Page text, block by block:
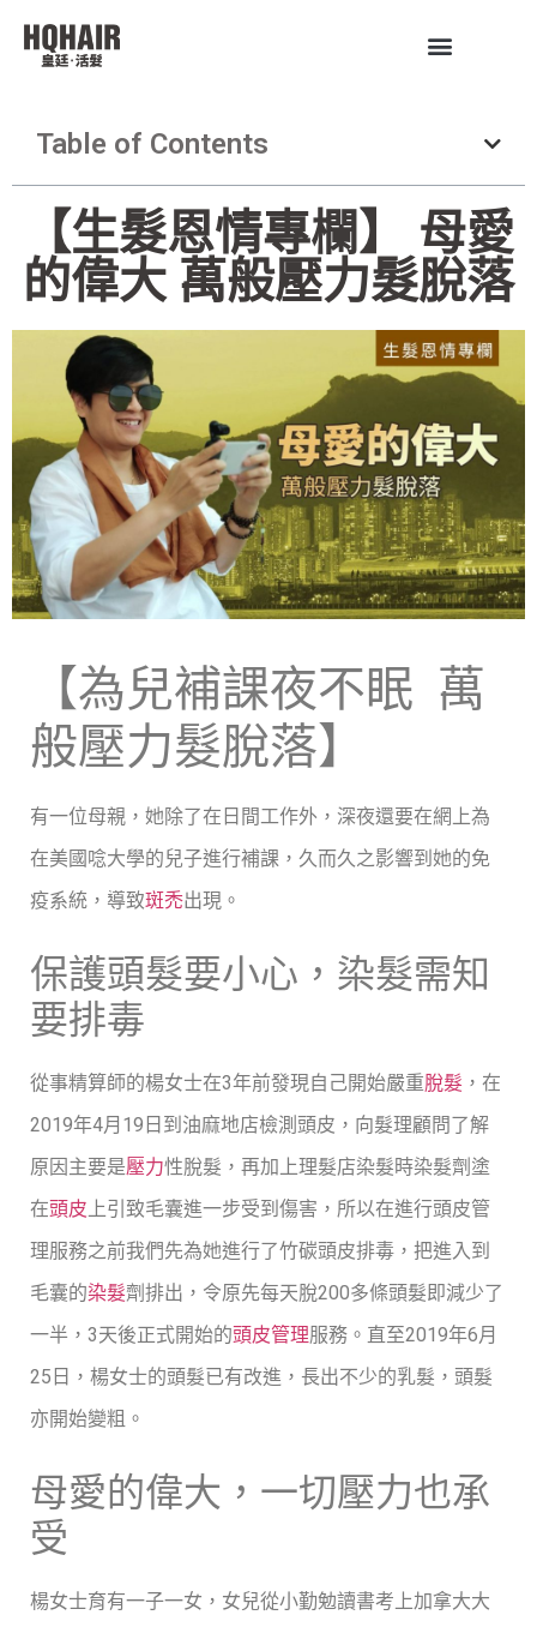
Table of Contents
【生髮恩情專欄】 母愛
的偉大 萬般壓力髮脫落
【為兒補課夜不眠 萬
般壓力髮脫落】
有一位母親，她除了在日間工作外，深夜還要在網上為
在美國唸大學的兒子進行補課，久而久之影響到她的免
疫系統，導致斑禿出現。
保護頭髮要小心，染髮需知
要排毒
從事精算師的楊女士在3年前發現自己開始嚴重脫髮 ，在
2019年4月19日到油麻地店檢測頭皮，向髮理顧問了解
原因主要是壓力性脫髮，再加上理髮店染髮時染髮劑塗
在頭皮上引致毛囊進一步受到傷害，所以在進行頭皮管
理服務之前我們先為她進行了竹碳頭皮排毒，把進入到
毛囊的染髮劑排出，令原先每天脫200多條頭髮即減少了
一半，3天後正式開始的頭皮管理服務。直至2019年6月
25日，楊女士的頭髮已有改進，長出不少的乳髮，頭髮
亦開始變粗。
母愛的偉大，一切壓力也承
受
楊女士育有一子一女，女兒從小勤勉讀書考上加拿大大